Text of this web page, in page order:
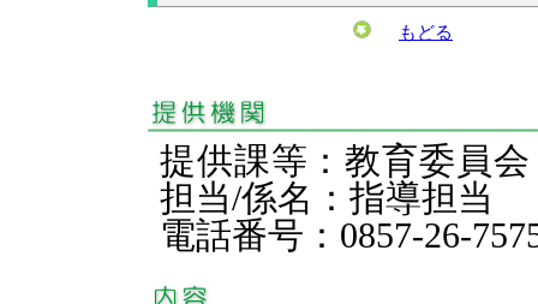
もどる
提供課等：教育委
担当/係名：指導担当
電話番号：0857-26-